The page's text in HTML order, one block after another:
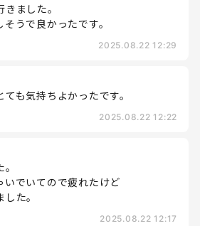
ました。
うで良かったです。
2025.08.22 12:29
も気持ちよかったです。
2025.08.22 12:22
いでいてので疲れたけど
た。
2025.08.22 12:17